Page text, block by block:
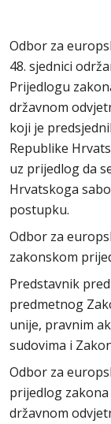
Odbor za
48. sjednici
Prijedlogu
državnom
koji je
Republike
uz prijedlog da
Hrvatskoga
postupku.
Odbor za
zakonskom
Predstavnik
predmetnog
unije, pravnim
sudovima i
Odbor za
prijedlog
državnom